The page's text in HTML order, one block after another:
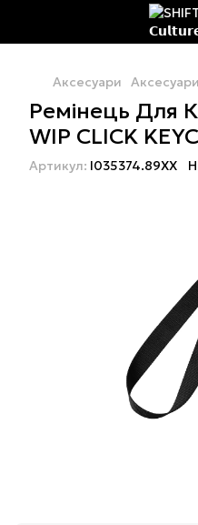
Аксесуари
Ремінець Для
WIP CLICK
Артикул: I035374.89XX